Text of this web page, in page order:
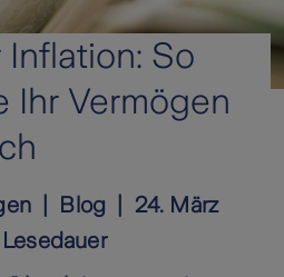
So
Ihr Vermögen
Blog
24. März